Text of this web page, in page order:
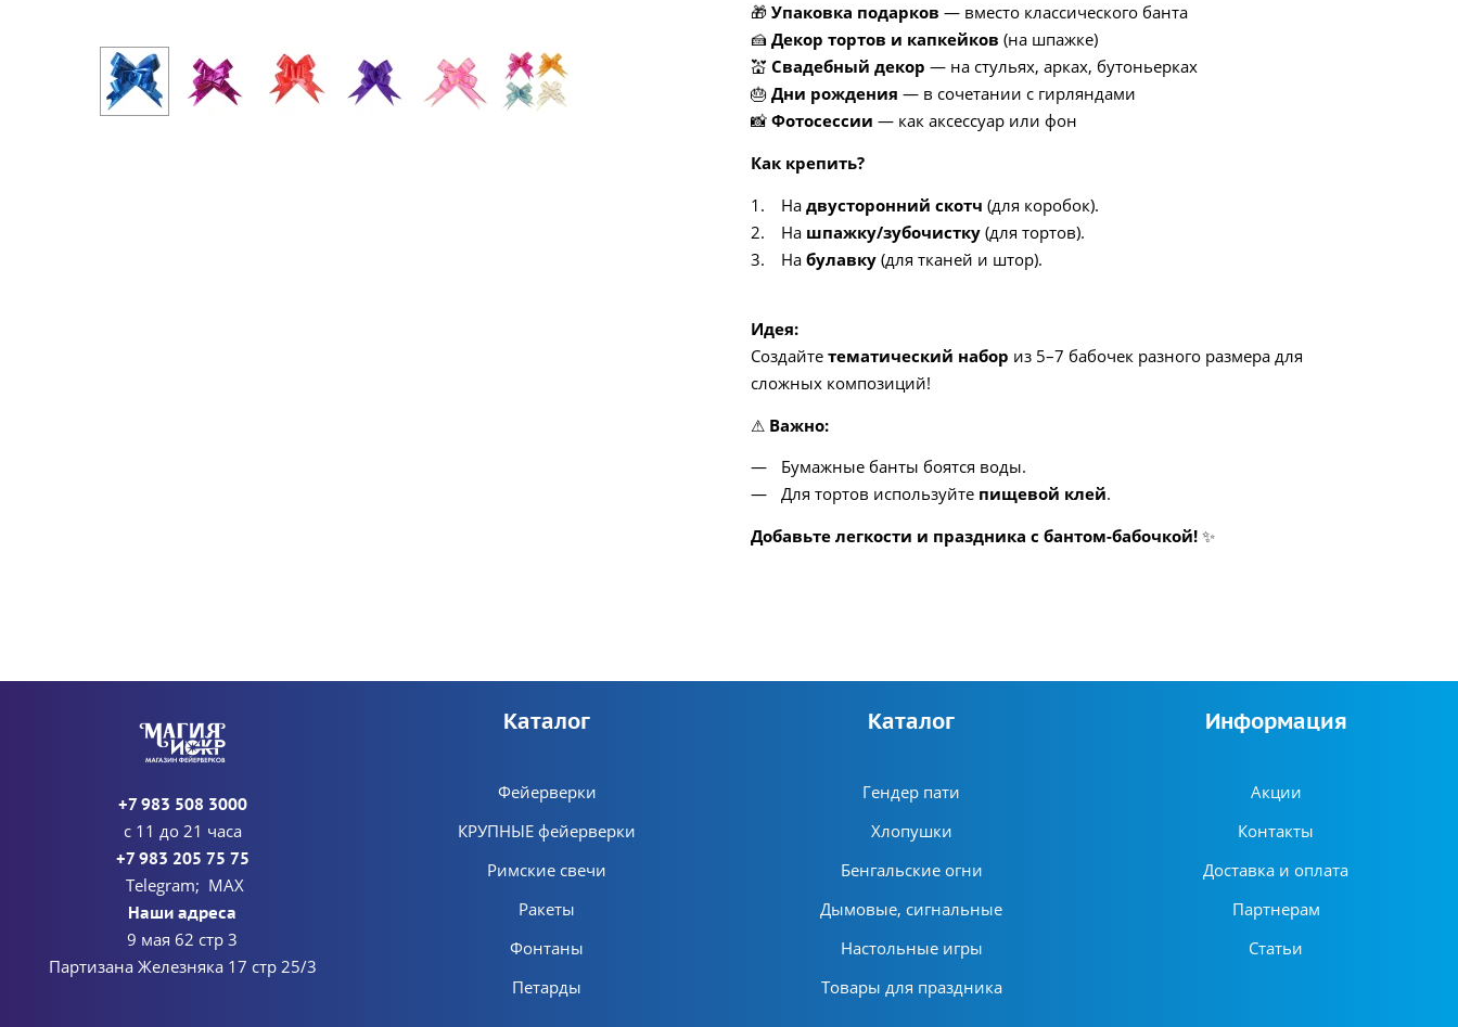
🎁 Упаковка подарков — вместо классического банта
🍰 Декор тортов и капкейков (на шпажке)
💒 Свадебный декор — на стульях, арках, бутоньерках
🎂 Дни рождения — в сочетании с гирляндами
📸 Фотосессии — как аксессуар или фон
Как крепить?
На двусторонний скотч (для коробок).
На шпажку/зубочистку(для тортов).
На булавку(для тканей и штор).
Идея:
Создайте тематический набор из 5–7 бабочек разного размера для
сложных композиций!
⚠ Важно:
Бумажные банты боятся воды.
Для тортов используйте пищевой клей.
Добавьте легкости и праздника с бантом-бабочкой! ✨
+7 983 508 3000
с 11 до 21 часа
+7 983 205 75 75
Telegram; MAX
Наши адреса
9 мая 62 стр 3
Партизана Железняка 17 стр 25/3
Каталог
Фейерверки
КРУПНЫЕ фейерверки
Римские свечи
Ракеты
Фонтаны
Петарды
Каталог
Гендер пати
Хлопушки
Бенгальские огни
Дымовые, сигнальные
Настольные игры
Товары для праздника
Информация
Акции
Контакты
Доставка и оплата
Партнерам
Статьи